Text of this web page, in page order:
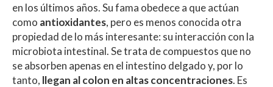
en los últimos años. Su fama obedece a que actúan
como antioxidantes, pero es menos conocida otra
propiedad de lo más interesante: su interacción con la
microbiota intestinal. Se trata de compuestos que no
se absorben apenas en el intestino delgado y, por lo
tanto, llegan al colon en altas concentraciones. Es